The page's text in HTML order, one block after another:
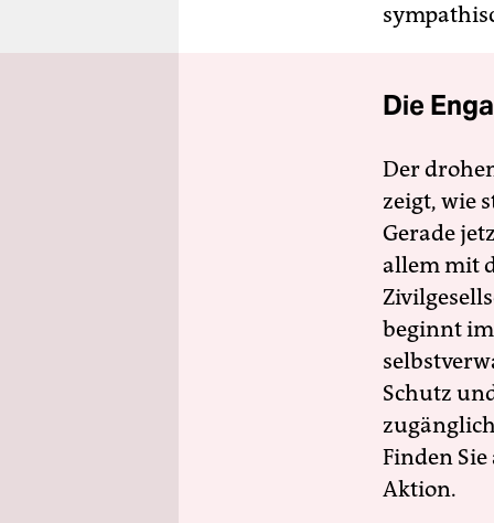
Die
Der
zeigt, wie
Gerade
allem mit
beginnt
Schutz
Finden
Aktion.